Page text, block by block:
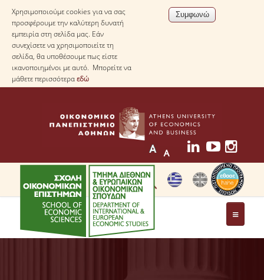
Χρησιμοποιούμε cookies για να σας
προσφέρουμε την καλύτερη δυνατή
εμπειρία στη σελίδα μας. Εάν
συνεχίσετε να χρησιμοποιείτε τη
σελίδα, θα υποθέσουμε πως είστε
ικανοποιημένοι με αυτό. Μπορείτε να
μάθετε περισσότεραεδώ
ΤΟ ΤΜΗΜΑ